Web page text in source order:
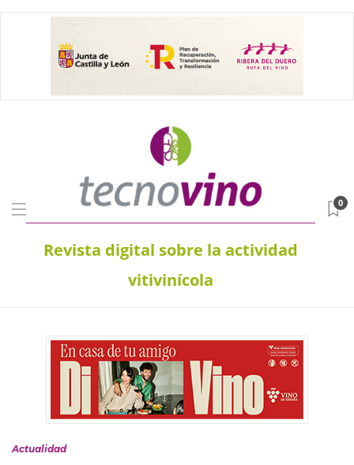
Revista digital sobre la actividad
vitivinícola
0
Actualidad